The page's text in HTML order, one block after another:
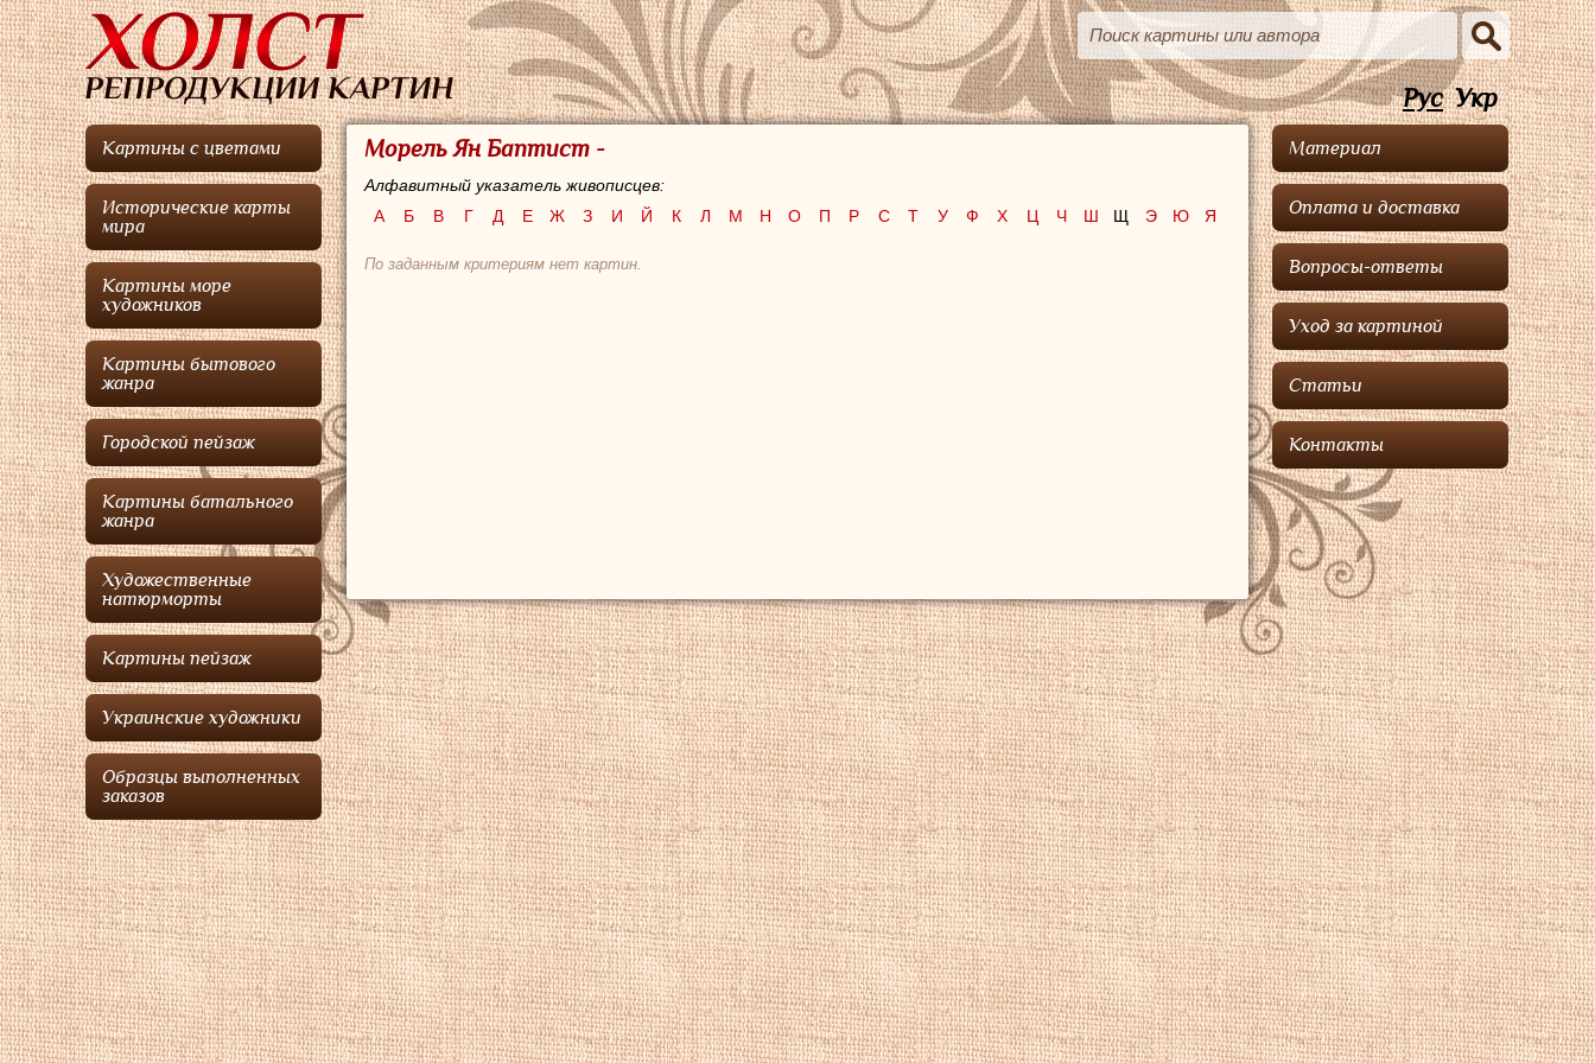
Рус Укр
Картины с цветами
Исторические карты
мира
Картины море
художников
Картины бытового
жанра
Городской пейзаж
Картины батального
жанра
Художественные
натюрморты
Картины пейзаж
Украинские художники
Образцы выполненных
заказов
Морель Ян Баптист -
Алфавитный указатель живописцев:
А
Б В Г Д Е Ж З И Й К Л М Н О П Р С Т У Ф Х Ц Ч Ш Щ Э Ю Я
По заданным критериям нет картин.
Материал
Оплата и доставка
Вопросы-ответы
Уход за картиной
Статьи
Контакты